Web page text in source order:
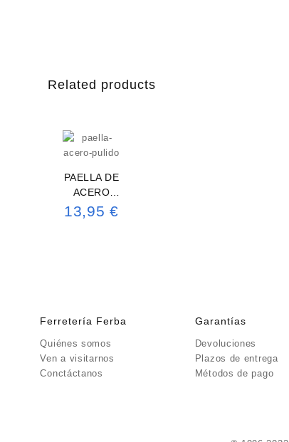
Related products
PAELLA DE
ACERO
PULIDO
46CM
13,95€
Ferretería Ferba
Quiénes somos
Ven a visitarnos
Conctáctanos
Garantías
Devoluciones
Plazos de entrega
Métodos de pago